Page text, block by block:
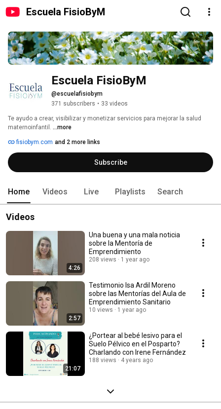
Escuela FisioByM
@escuelafisiobym
371 subscribers • 33 videos
Te ayudo a crear, visibilizar y monetizar servicios para mejorar la salud
maternoinfantil. ...more
fisiobym.com and 2 more links
Subscribe
Home Videos Live Playlists Search
Videos
4:26
Una buena y una mala noticia
sobre la Mentoría de
Emprendimiento
208 views 1 year ago
2:57
Testimonio Isa Ardil Moreno
sobre las Mentorías del Aula de
Emprendimiento Sanitario
10 views 1 year ago
21:07
¿Portear al bebé lesivo para el
Suelo Pélvico en el Posparto?
Charlando con Irene Fernández
188 views 4 years ago